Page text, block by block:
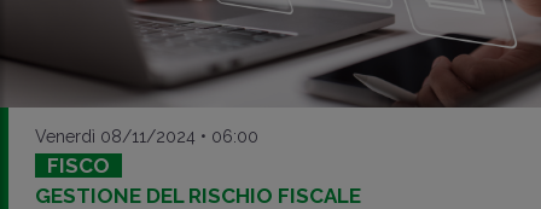
Venerdì 08/11/2024 • 06:00
FISCO
GESTIONE DEL RISCHIO FISCALE